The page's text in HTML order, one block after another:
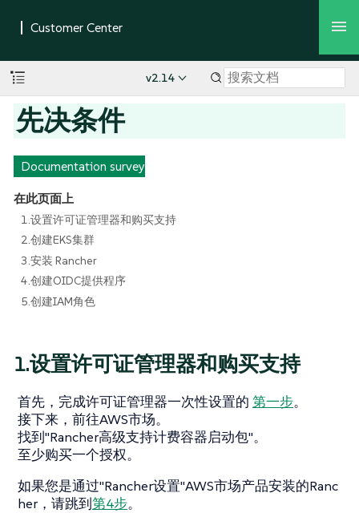
v2.14
先决条件
Documentation survey
在此页面上
1.设置许可证管理器和购买支持
2.创建EKS集群
3.安装 Rancher
4.创建OIDC提供程序
5.创建IAM角色
1.设置许可证管理器和购买支持
首先，完成许可证管理器一次性设置的 第一步。
接下来，前往AWS市场。
找到"Rancher高级支持计费容器启动包"。
至少购买一个授权。
如果您是通过"Rancher设置"AWS市场产品安装的Ranc
her，请跳到第4步。